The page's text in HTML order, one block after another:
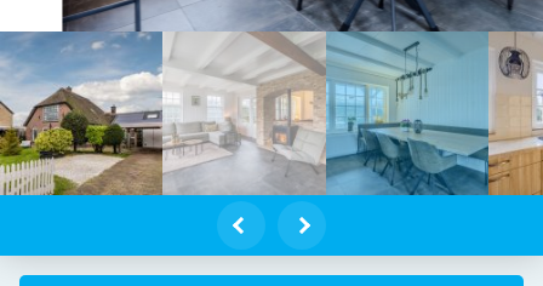
– Warmoezierslaan 32, 1851 NZ